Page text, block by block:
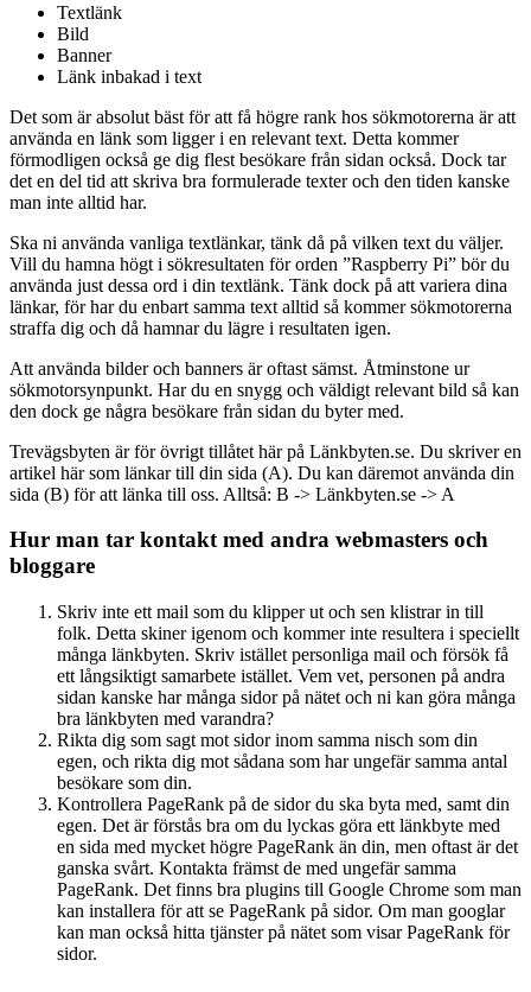
Textlänk
Bild
Banner
Länk inbakad i text
Det som är absolut bäst för att få högre rank hos sökmotorerna är att
använda en länk som ligger i en relevant text. Detta kommer
förmodligen också ge dig flest besökare från sidan också. Dock tar
det en del tid att skriva bra formulerade texter och den tiden kanske
man inte alltid har.
Ska ni använda vanliga textlänkar, tänk då på vilken text du väljer.
Vill du hamna högt i sökresultaten för orden ”Raspberry Pi” bör du
använda just dessa ord i din textlänk. Tänk dock på att variera dina
länkar, för har du enbart samma text alltid så kommer sökmotorerna
straffa dig och då hamnar du lägre i resultaten igen.
Att använda bilder och banners är oftast sämst. Åtminstone ur
sökmotorsynpunkt. Har du en snygg och väldigt relevant bild så kan
den dock ge några besökare från sidan du byter med.
Trevägsbyten är för övrigt tillåtet här på Länkbyten.se. Du skriver en
artikel här som länkar till din sida (A). Du kan däremot använda din
sida (B) för att länka till oss. Alltså: B -> Länkbyten.se -> A
Hur man tar kontakt med andra webmasters och
bloggare
Skriv inte ett mail som du klipper ut och sen klistrar in till
folk. Detta skiner igenom och kommer inte resultera i speciellt
många länkbyten. Skriv istället personliga mail och försök få
ett långsiktigt samarbete istället. Vem vet, personen på andra
sidan kanske har många sidor på nätet och ni kan göra många
bra länkbyten med varandra?
Rikta dig som sagt mot sidor inom samma nisch som din
egen, och rikta dig mot sådana som har ungefär samma antal
besökare som din.
Kontrollera PageRank på de sidor du ska byta med, samt din
egen. Det är förstås bra om du lyckas göra ett länkbyte med
en sida med mycket högre PageRank än din, men oftast är det
ganska svårt. Kontakta främst de med ungefär samma
PageRank. Det finns bra plugins till Google Chrome som man
kan installera för att se PageRank på sidor. Om man googlar
kan man också hitta tjänster på nätet som visar PageRank för
sidor.